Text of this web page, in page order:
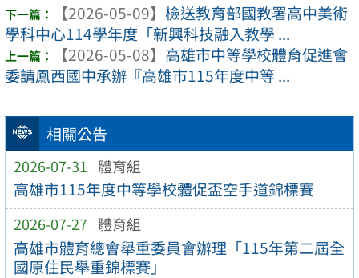
相關公告
2026-07-31 體育組
高雄市115年度中等學校體促盃空手道錦標賽
2026-07-27 體育組
高雄市體育總會舉重委員會辦理「115年第二屆全
國原住民舉重錦標賽」
【2026-05-09】 檢送教育部國教署高中美術
學科中心114學年度「新興科技融入教學 ...
【2026-05-08】 高雄市中等學校體育促進會
委請鳳西國中承辦『高雄市115年度中等 ...